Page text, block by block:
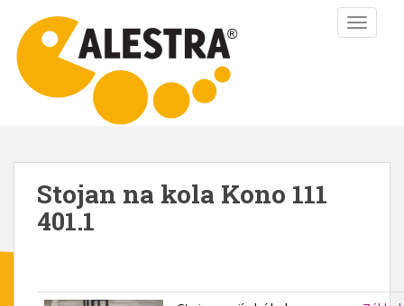
n
Stojan na kola Kono 111
401.1